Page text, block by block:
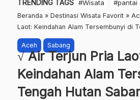
TRENDING TAGS #Wisata #pantai
Beranda » Destinasi Wisata Favorit »
Laot: Keindahan Alam Tersembunyi di
Aceh Sabang
√ Air Terjun Pria
Keindahan Alam
Tengah Hutan